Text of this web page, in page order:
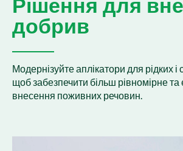
Рішення для
добрив
Модернізуйте аплікатори для рідких і
щоб забезпечити більш рівномірне
внесення поживних речовин.